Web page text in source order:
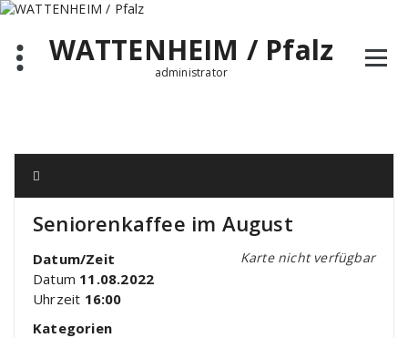
Zum
springenWATTENHEIM / Pfalz
administrator
Seniorenkaffee im August
Karte nicht verfügbar
Datum/Zeit
Datum 11.08.2022
Uhrzeit 16:00
Kategorien